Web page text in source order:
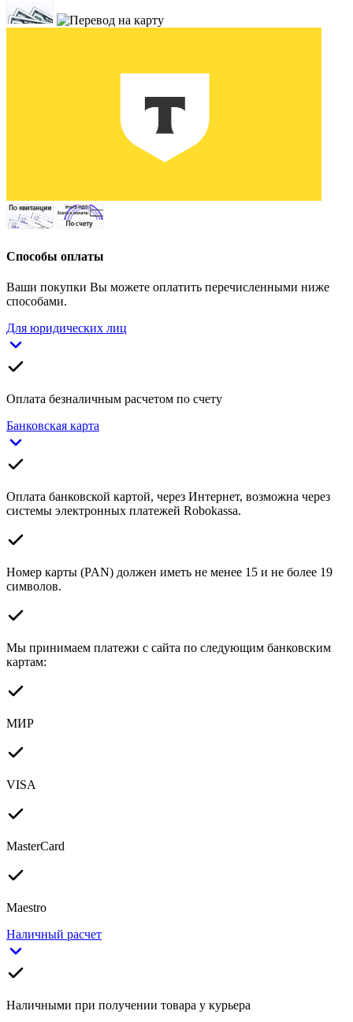
Способы оплаты
Ваши покупки Вы можете оплатить перечисленными ниже
способами.
Для юридических лиц
Оплата безналичным расчетом по счету
Банковская карта
Оплата банковской картой, через Интернет, возможна через
системы электронных платежей Robokassa.
Номер карты (PAN) должен иметь не менее 15 и не более 19
символов.
Мы принимаем платежи с сайта по следующим банковским
картам:
МИР
VISA
MasterCard
Maestro
Наличный расчет
Наличными при получении товара у курьера